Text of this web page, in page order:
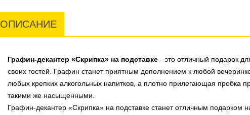
ОПИСАНИЕ
Графин-декантер «Скрипка» на подставке - это отличный подарок
своих гостей. Графин станет приятным дополнением к любой
любых крепких алкогольных напитков, а плотно прилегающая пробка
такими же насыщенными.
Графин-декантер «Скрипка» на подставке станет отличным подарком